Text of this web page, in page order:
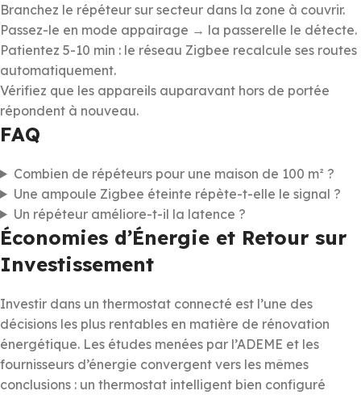
Branchez le répéteur sur secteur dans la zone à couvrir.
Passez-le en mode appairage → la passerelle le détecte.
Patientez 5-10 min : le réseau Zigbee recalcule ses routes
automatiquement.
Vérifiez que les appareils auparavant hors de portée
répondent à nouveau.
FAQ
Combien de répéteurs pour une maison de 100 m² ?
Une ampoule Zigbee éteinte répète-t-elle le signal ?
Un répéteur améliore-t-il la latence ?
Économies d’Énergie et Retour sur
Investissement
Investir dans un thermostat connecté est l’une des
décisions les plus rentables en matière de rénovation
énergétique. Les études menées par l’ADEME et les
fournisseurs d’énergie convergent vers les mêmes
conclusions : un thermostat intelligent bien configuré